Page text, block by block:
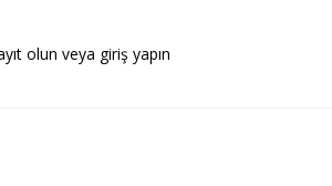
olun veya giriş yapın